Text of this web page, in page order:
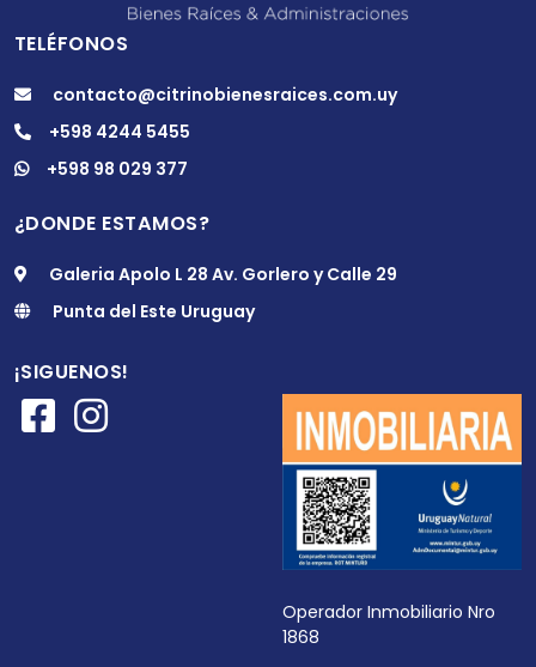
TELÉFONOS
contacto@citrinobienesraices.com.uy
+598 4244 5455
+598 98 029 377
¿DONDE ESTAMOS?
Galeria Apolo L 28 Av. Gorlero y Calle 29
Punta del Este Uruguay
¡SIGUENOS!
Operador Inmobiliario Nro
1868